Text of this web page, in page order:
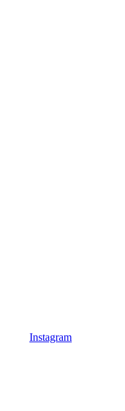
Instagram